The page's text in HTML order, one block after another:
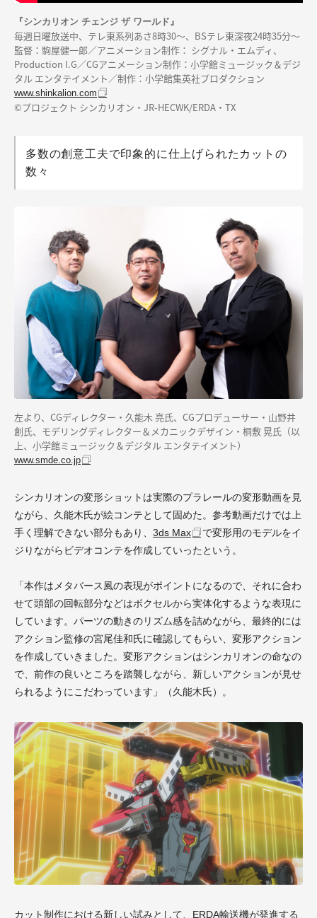
『シンカリオン チェンジ ザ ワールド』
毎週日曜放送中、テレ東系列あさ8時30～、BSテレ東深夜24時35分～
監督：駒屋健一郎／アニメーション制作： シグナル・エムディ、
Production I.G／CGアニメーション制作：小学館ミュージック＆デジ
タル エンタテイメント／制作：小学館集英社プロダクション
www.shinkalion.com
©プロジェクト シンカリオン・JR-HECWK/ERDA・TX
多数の創意工夫で印象的に仕上げられたカットの
数々
左より、CGディレクター・久能木 亮氏、CGプロデューサー・山野井
創氏、モデリングディレクター＆メカニックデザイン・桐敷 晃氏（以
上、小学館ミュージック＆デジタル エンタテイメント）
www.smde.co.jp
シンカリオンの変形ショットは実際のプラレールの変形動画を見
ながら、久能木氏が絵コンテとして固めた。参考動画だけでは上
手く理解できない部分もあり、 3ds Max
で変形用のモデルをイ
ジりながらビデオコンテを作成していったという。
「本作はメタバース風の表現がポイントになるので、それに合わ
せて頭部の回転部分などはボクセルから実体化するような表現に
しています。パーツの動きのリズム感を詰めながら、最終的には
アクション監修の宮尾佳和氏に確認してもらい、変形アクション
を作成していきました。変形アクションはシンカリオンの命なの
で、前作の良いところを踏襲しながら、新しいアクションが見せ
られるようにこだわっています」（久能木氏）。
カット制作における新しい試みとして、ERDA輸送機が発進する